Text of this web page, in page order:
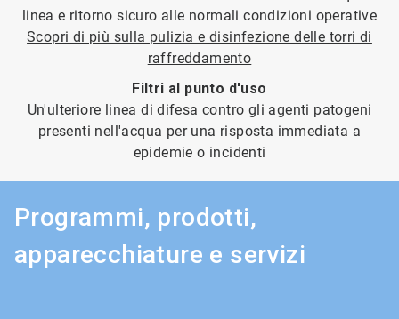
linea e ritorno sicuro alle normali condizioni operative
Scopri di più sulla pulizia e disinfezione delle torri di
raffreddamento
Filtri al punto d'uso
Un'ulteriore linea di difesa contro gli agenti patogeni
presenti nell'acqua per una risposta immediata a
epidemie o incidenti
Programmi, prodotti,
apparecchiature e servizi